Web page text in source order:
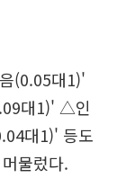
(0.05대1)'
대1)' △인
대1)' 등도
물렀다.